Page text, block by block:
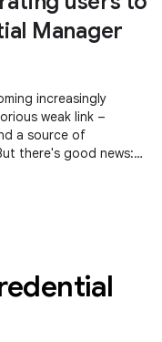
Manager
increasingly
weak link –
a source of
there's good news: